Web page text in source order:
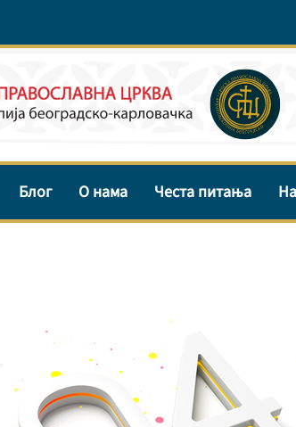
Блог О нама Честа питања